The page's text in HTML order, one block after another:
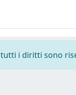
i diritti sono